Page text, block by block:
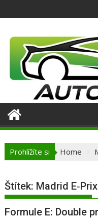
to
Prohlížíte si Home
Štítek: Madrid E‑Prix
Formule E: Double